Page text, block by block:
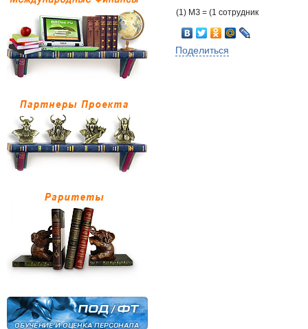
(1) МЗ = (1 сотрудник
Поделиться